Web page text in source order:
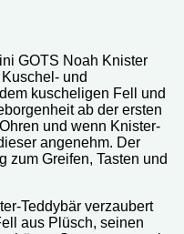
GOTS Noah Knister
und
kuscheligen Fell und
ab der ersten
und wenn Knister-
angenehm. Der
zum Greifen, Tasten und
Teddybär verzaubert
aus Plüsch, seinen